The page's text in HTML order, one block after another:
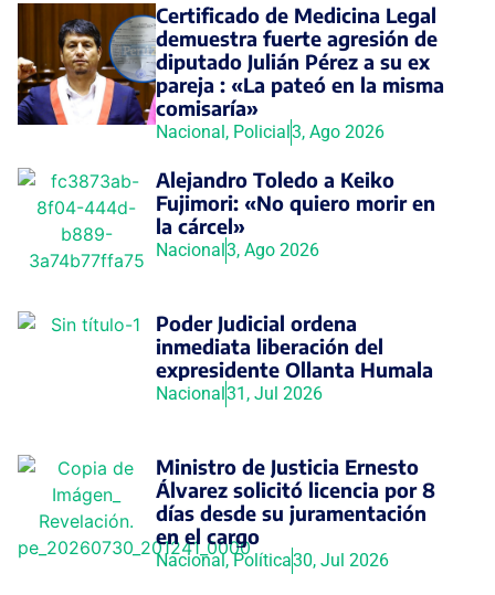
Certificado de Medicina Legal
demuestra fuerte agresión de
diputado Julián Pérez a su ex
pareja : «La pateó en la misma
comisaría»
Nacional, Policial3, Ago 2026
Alejandro Toledo a Keiko
Fujimori: «No quiero morir en
la cárcel»
Nacional3, Ago 2026
Poder Judicial ordena
inmediata liberación del
expresidente Ollanta Humala
Nacional31, Jul 2026
Ministro de Justicia Ernesto
Álvarez solicitó licencia por 8
días desde su juramentación
en el cargo
Nacional,Política30, Jul 2026